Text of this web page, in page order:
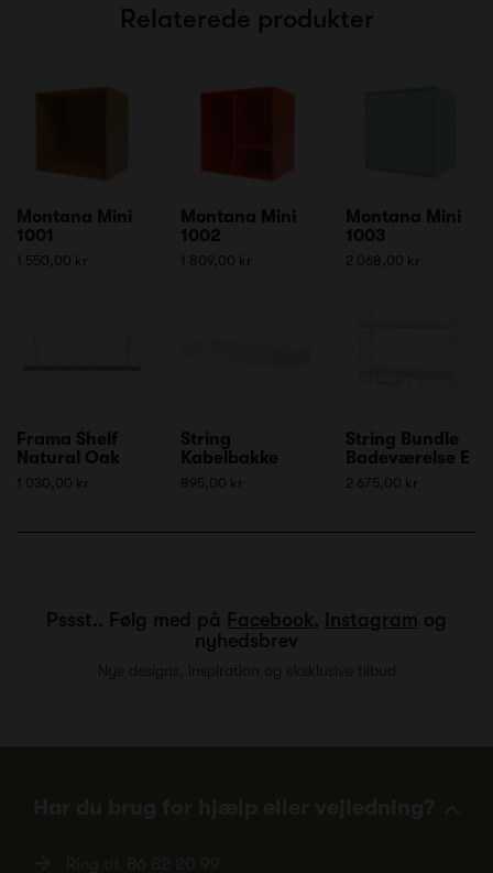
Relaterede produkter
Montana Mini
1001
1 550,00 kr
Montana Mini
1002
1 809,00 kr
Montana Mini
1003
2 068,00 kr
Frama Shelf
Natural Oak
1 030,00 kr
String
Kabelbakke
895,00 kr
String Bundle
Badeværelse E
2 675,00 kr
Pssst.. Følg med på Facebook, Instagram og
nyhedsbrev
Nye designs, inspiration og eksklusive tilbud